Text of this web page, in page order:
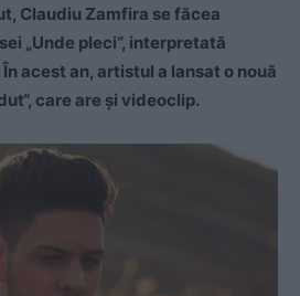
Claudiu Zamfira se făcea
„Unde pleci“, interpretată
acest an, artistul a lansat o nouă
care are şi videoclip.